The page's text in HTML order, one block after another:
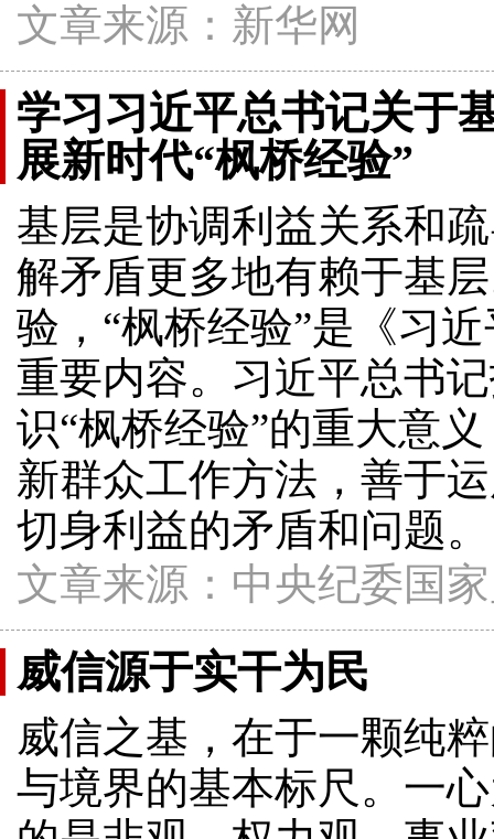
文章来源：新华网
学习习近平总书记关于
展新时代“枫桥经验”
基层是协调利益关系和
解矛盾更多地有赖于基
验，“枫桥经验”是《习
重要内容。习近平总书
识“枫桥经验”的重大意
新群众工作方法，善于
切身利益的矛盾和问题。
文章来源：中央纪委国
威信源于实干为民
威信之基，在于一颗纯
与境界的基本标尺。一